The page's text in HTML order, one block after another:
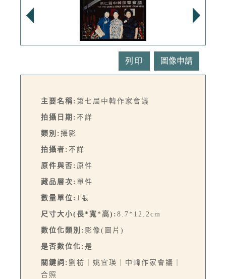
列印
主要名稱: 第七屆中韓作家會議
拍攝日期: 不詳
類別: 攝影
拍攝者: 不詳
原件與否: 原件
藏品層次: 單件
數量單位: 1張
尺寸大小(長*寬*高): 8.7*12.2cm
數位化類別: 影像(圖片)
是否數位化: 是
關鍵詞: 劉枋｜姚宜瑛｜中韓作家會議｜
合照